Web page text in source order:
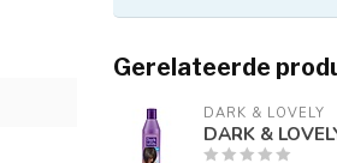
Gerelateerde
DARK & LOVELY
DARK &